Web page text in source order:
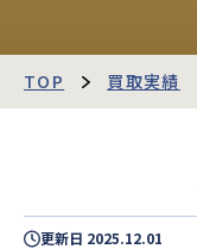
運営会社
TOP 買取実績
更新日 2025.12.01